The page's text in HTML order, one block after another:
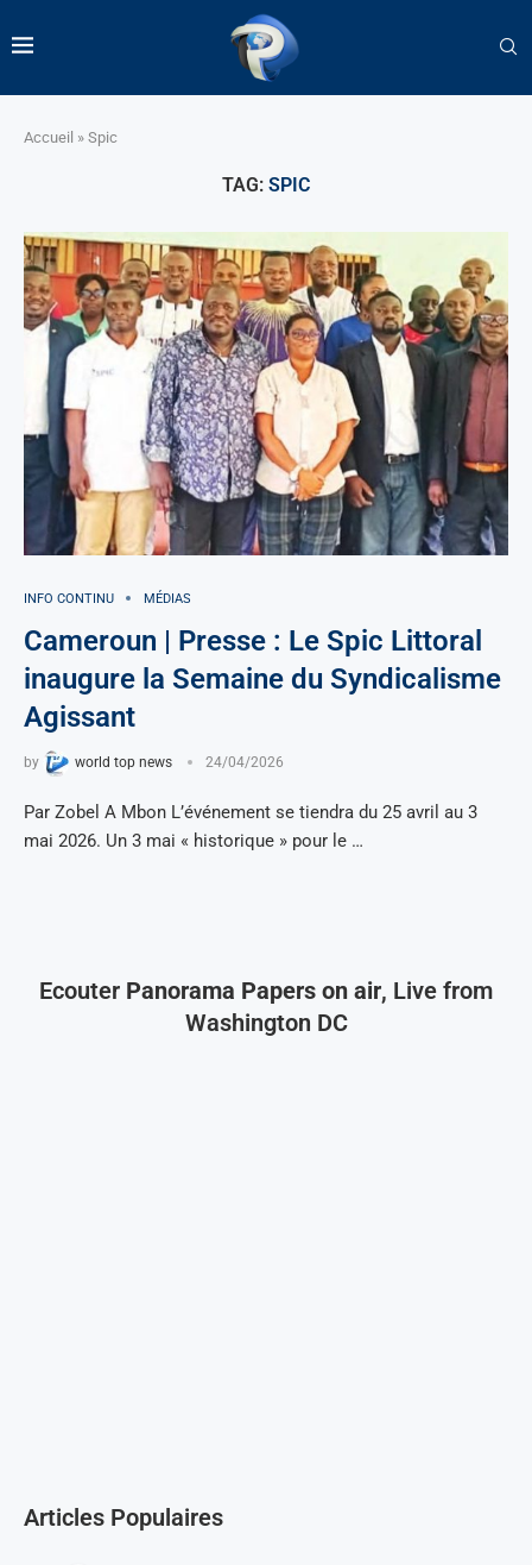
Accueil » Spic
TAG: SPIC
INFO CONTINU MÉDIAS
Cameroun | Presse : Le Spic Littoral
inaugure la Semaine du Syndicalisme
Agissant
by world top news 24/04/2026
Par Zobel A Mbon L’événement se tiendra du 25 avril au 3
mai 2026. Un 3 mai « historique » pour le …
Ecouter Panorama Papers on air, Live from
Washington DC
Articles Populaires